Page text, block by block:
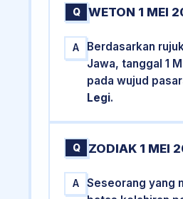
Q WETON 1 MEI
A
Berdasarkan
Jawa, tanggal 1
pada wujud
Legi.
Q ZODIAK 1 MEI
A
Seseorang yang